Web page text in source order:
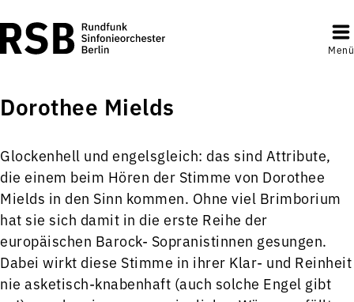
Menü
Dorothee Mields
Glockenhell und engelsgleich: das sind Attribute,
die einem beim Hören der Stimme von Dorothee
Mields in den Sinn kommen. Ohne viel Brimborium
hat sie sich damit in die erste Reihe der
europäischen Barock- Sopranistinnen gesungen.
Dabei wirkt diese Stimme in ihrer Klar- und Reinheit
nie asketisch-knabenhaft (auch solche Engel gibt